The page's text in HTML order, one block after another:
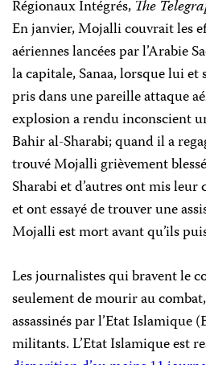
Régionaux Intégrés, The
En janvier, Mojalli couvrait les
aériennes lancées par l’Arabie
la capitale, Sanaa, lorsque lui et
pris dans une pareille attaque
explosion a rendu inconscient
Bahir al-Sharabi; quand il a
trouvé Mojalli grièvement
Sharabi et d’autres ont mis
et ont essayé de trouver une
Mojalli est mort avant qu’ils
Les journalistes qui bravent le
seulement de mourir au
assassinés par l’Etat Islamique
militants. L’Etat Islamique est